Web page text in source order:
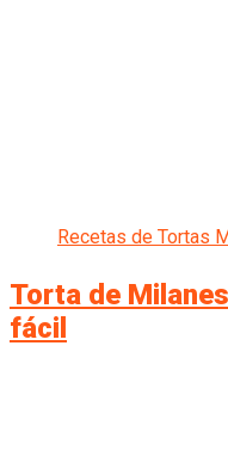
Recetas de Tortas
Torta de
fácil